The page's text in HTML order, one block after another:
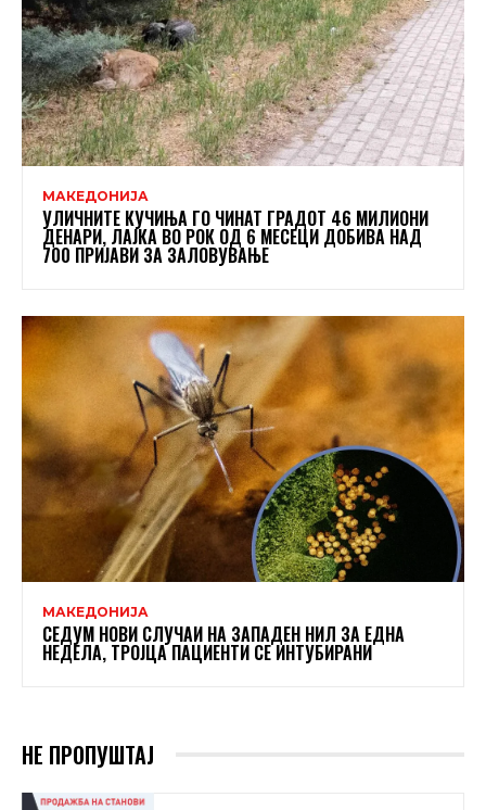
МАКЕДОНИЈА
УЛИЧНИТЕ КУЧИЊА ГО ЧИНАТ ГРАДОТ 46 МИЛИОНИ
ДЕНАРИ, ЛАЈКА ВО РОК ОД 6 МЕСЕЦИ ДОБИВА НАД
700 ПРИЈАВИ ЗА ЗАЛОВУВАЊЕ
МАКЕДОНИЈА
СЕДУМ НОВИ СЛУЧАИ НА ЗАПАДЕН НИЛ ЗА ЕДНА
НЕДЕЛА, ТРОЈЦА ПАЦИЕНТИ СЕ ИНТУБИРАНИ
НЕ ПРОПУШТАЈ